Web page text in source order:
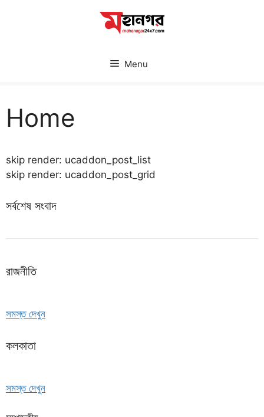
Menu
Home
skip render: ucaddon_post_list
skip render: ucaddon_post_grid
সর্বশেষ সংবাদ
রাজনীতি
সমস্ত দেখুন
কলকাতা
সমস্ত দেখুন